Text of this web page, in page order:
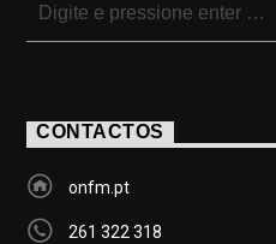
CONTACTOS
onfm.pt
261 322 318